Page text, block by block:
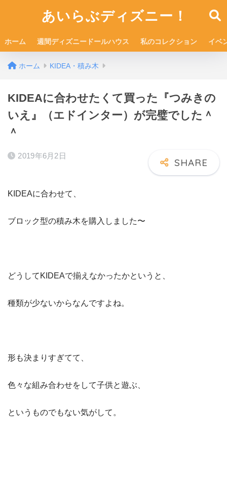
あいらぶディズニー！
ホーム 週間ディズニードールハウス 私のコレクション イベ
ホーム KIDEA・積み木
KIDEAに合わせたくて買った『つみきの
いえ』（エドインター）が完璧でした＾
＾
2019年6月2日
KIDEAに合わせて、
ブロック型の積み木を購入しました〜
どうしてKIDEAで揃えなかったかというと、
種類が少ないからなんですよね。
形も決まりすぎてて、
色々な組み合わせをして子供と遊ぶ、
というものでもない気がして。